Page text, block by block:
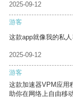
2025-09-12
游客
这款app就像我的私
2025-09-12
游客
这款加速器VPM应用
助你在网络上自由移动